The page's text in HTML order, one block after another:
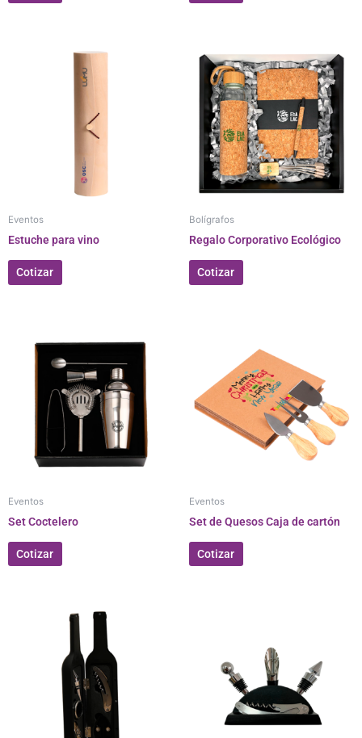
Eventos
Estuche para vino
Cotizar
Bolígrafos
Regalo Corporativo Ecológico
Cotizar
Eventos
Set Coctelero
Cotizar
Eventos
Set de Quesos Caja de cartón
Cotizar